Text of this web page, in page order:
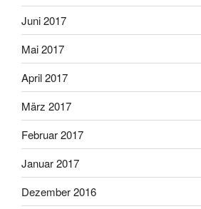
Juni 2017
Mai 2017
April 2017
März 2017
Februar 2017
Januar 2017
Dezember 2016